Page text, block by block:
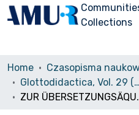
Collections
Home
Glottodidactica, Vol. 29 (2001)
ZUR